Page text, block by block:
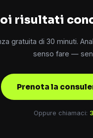
risultati
gratuita di 30 minuti.
senso fare —
Prenota la
Oppure chiamaci: